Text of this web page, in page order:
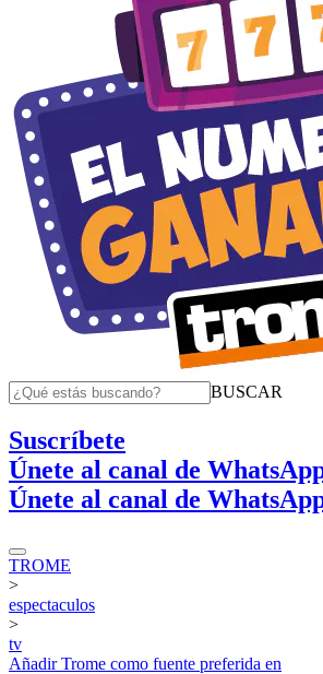
BUSCAR
Suscríbete
Únete al canal de
Únete al canal de
TROME
>
espectaculos
>
tv
AñadirTrome como fuente preferida en